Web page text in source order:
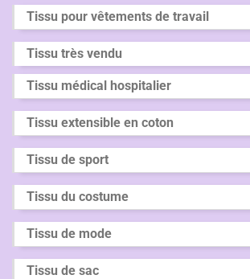
Tissu pour vêtements de travail
Tissu très vendu
Tissu médical hospitalier
Tissu extensible en coton
Tissu de sport
Tissu du costume
Tissu de mode
Tissu de sac